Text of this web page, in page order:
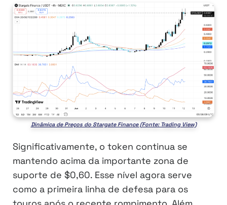
Dinâmica de Preços do Stargate Finance (Fonte: Trading View)
Significativamente, o token continua se
mantendo acima da importante zona de
suporte de $0,60. Esse nível agora serve
como a primeira linha de defesa para os